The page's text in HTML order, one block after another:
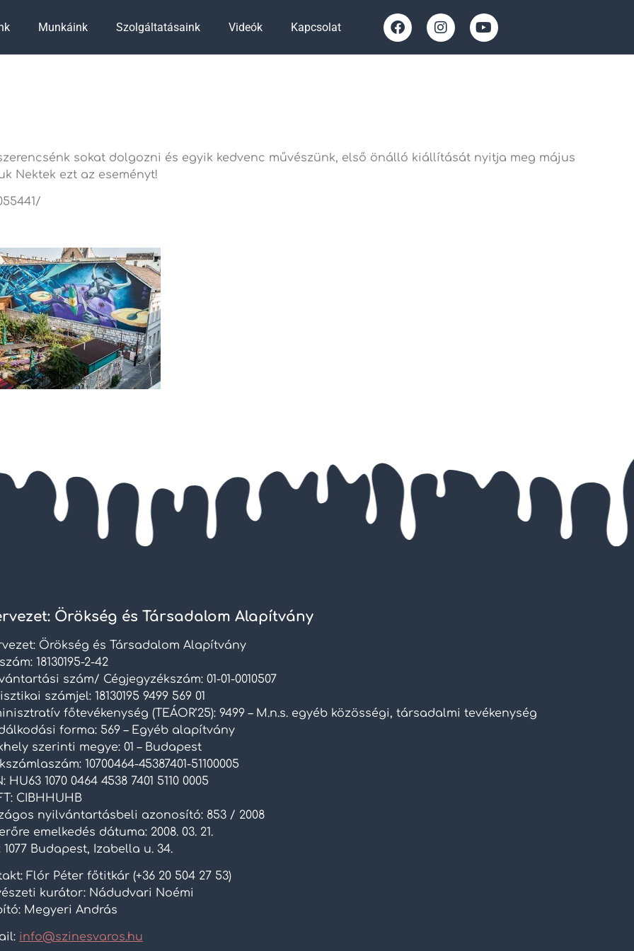
Munkáink Szolgáltatásaink Videók Kapcsolat
sokat dolgozni és egyik kedvenc művészünk, első önálló kiállítását nyitja meg május
Nektek ezt az eseményt!
Örökség és Társadalom Alapítvány
Örökség és Társadalom Alapítvány
18130195-2-42
szám/ Cégjegyzékszám: 01-01-0010507
számjel: 18130195 9499 569 01
főtevékenység (TEÁOR’25): 9499 – M.n.s. egyéb közösségi, társadalmi tevékenység
forma: 569 – Egyéb alapítvány
szerinti megye: 01 – Budapest
10700464-45387401-51100005
HU63 1070 0464 4538 7401 5110 0005
CIBHHUHB
nyilvántartásbeli azonosító: 853 / 2008
emelkedés dátuma: 2008. 03. 21.
1077 Budapest, Izabella u. 34.
Flór Péter főtitkár (+36 20 504 27 53)
kurátor: Nádudvari Noémi
Megyeri András
info@szinesvaros.hu